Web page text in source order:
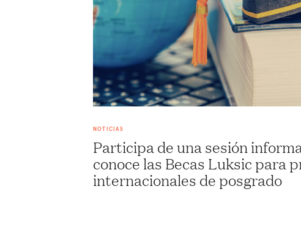
NOTICIAS
Participa de una sesión
conoce las Becas Luksic para
internacionales de posgrado